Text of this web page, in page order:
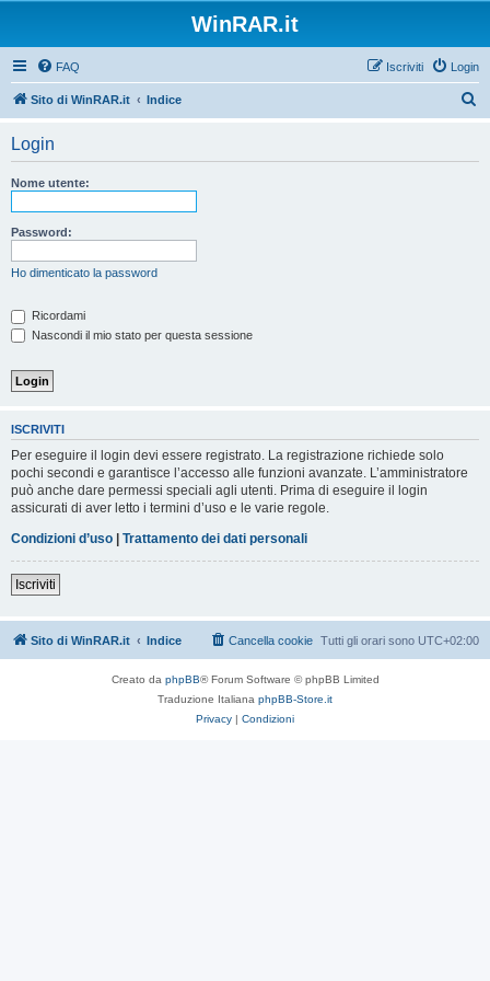
WinRAR.it
FAQ Login
Iscriviti
Sito di WinRAR.it Indice
Login
Nome utente:
Password:
Ho dimenticato la password
Ricordami
Nascondi il mio stato per questa sessione
ISCRIVITI
Per eseguire il login devi essere registrato. La registrazione richiede solo
pochi secondi e garantisce l’accesso alle funzioni avanzate. L’amministratore
può anche dare permessi speciali agli utenti. Prima di eseguire il login
assicurati di aver letto i termini d’uso e le varie regole.
Condizioni d’uso | Trattamento dei dati personali
Iscriviti
Sito di WinRAR.it Indice Tutti gli orari sono UTC+02:00
Cancella cookie
Creato da phpBB® Forum Software © phpBB Limited
Traduzione Italiana phpBB-Store.it
Privacy | Condizioni